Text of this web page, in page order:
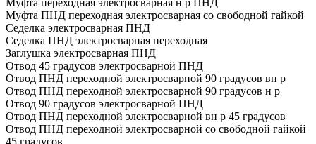
Муфта переходная электросварная н р ПНД
Муфта ПНД переходная электросварная со свободной гайкой
Седелка электросварная ПНД
Седелка ПНД электросварная переходная
Заглушка электросварная ПНД
Отвод 45 градусов электросварной ПНД
Отвод ПНД переходной электросварной 90 градусов вн р
Отвод ПНД переходной электросварной 90 градусов н р
Отвод 90 градусов электросварной ПНД
Отвод ПНД переходной электросварной вн р 45 градусов
Отвод ПНД переходной электросварной со свободной гайкой